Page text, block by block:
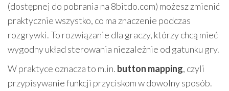
(dostępnej do pobrania na 8bitdo.com) możesz zmienić
praktycznie wszystko, co ma znaczenie podczas
rozgrywki. To rozwiązanie dla graczy, którzy chcą mieć
wygodny układ sterowania niezależnie od gatunku gry.
W praktyce oznacza to m.in. button mapping, czyli
przypisywanie funkcji przyciskom w dowolny sposób.